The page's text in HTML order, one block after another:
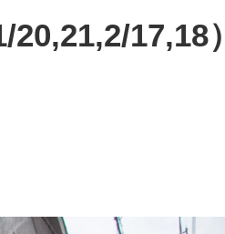
17,18）